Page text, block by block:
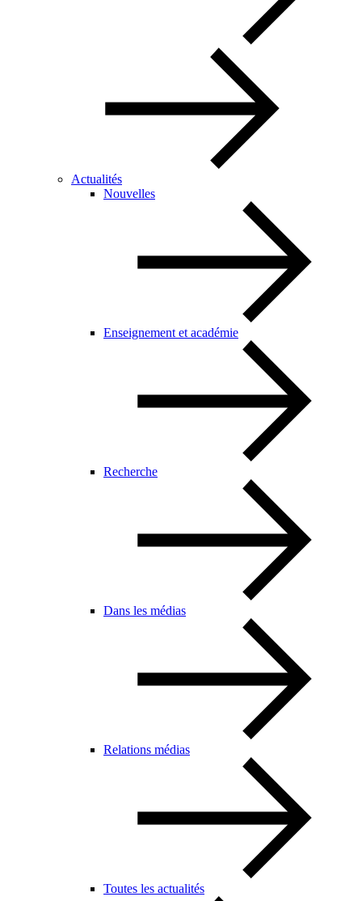
Actualités
Nouvelles
Enseignement et académie
Recherche
Dans les médias
Relations médias
Toutes les actualités